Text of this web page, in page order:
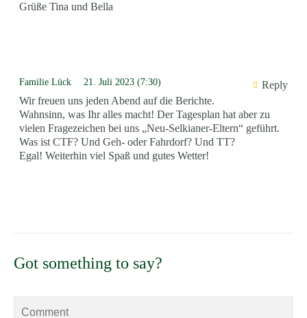
Grüße Tina und Bella
Familie Lück 21. Juli 2023 (7:30)
Reply
Wir freuen uns jeden Abend auf die Berichte.
Wahnsinn, was Ihr alles macht! Der Tagesplan hat aber zu
vielen Fragezeichen bei uns „Neu-Selkianer-Eltern“ geführt.
Was ist CTF? Und Geh- oder Fahrdorf? Und TT?
Egal! Weiterhin viel Spaß und gutes Wetter!
Got something to say?